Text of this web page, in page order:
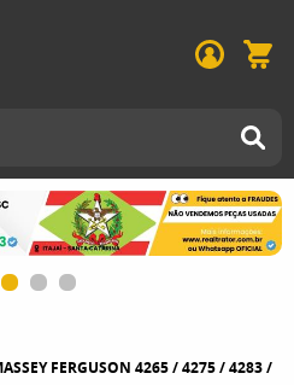
FERGUSON 4265 / 4275 / 4283 /